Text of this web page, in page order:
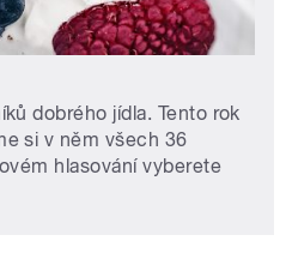
dobrého jídla. Tento rok
si v něm všech 36
hlasování vyberete